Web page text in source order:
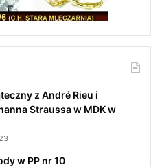
z André Rieu i
Straussa w MDK w
w PP nr 10